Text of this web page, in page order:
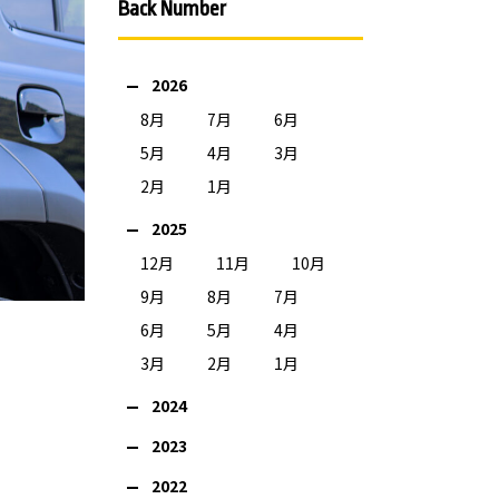
Back Number
2026
8月
7月
6月
5月
4月
3月
2月
1月
2025
12月
11月
10月
9月
8月
7月
6月
5月
4月
3月
2月
1月
2024
2023
2022